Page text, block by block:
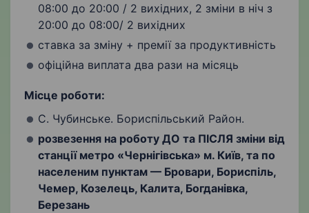
08:00 до 20:00 / 2 вихідних, 2 зміни в ніч з
20:00 до 08:00/ 2 вихідних
ставка за зміну + премії за продуктивність
офіційна виплата два рази на місяць
Місце роботи:
С. Чубинське. Бориспільський Район.
розвезення на роботу ДО та ПІСЛЯ зміни від
станції метро «Чернігівська» м. Київ, та по
населеним пунктам — Бровари, Бориспіль,
Чемер, Козелець, Калита, Богданівка,
Березань